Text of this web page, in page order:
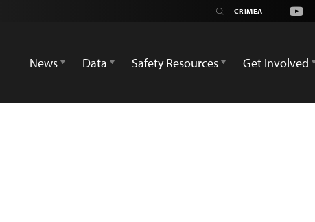
News
Data Safety Resources Get Involved